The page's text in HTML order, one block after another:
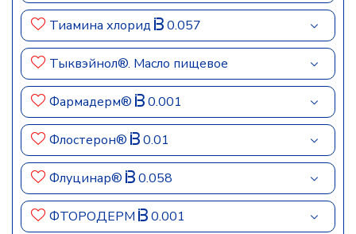
Тиамина хлорид 0.057
Тыквэйнол®. Масло пищевое
Фармадерм® 0.001
Флостерон® 0.01
Флуцинар® 0.058
ФТОРОДЕРМ 0.001